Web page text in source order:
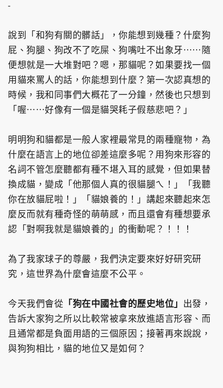
-
說到「和狗有關的髒話」，你能想到幾種？什麼狗
屁、狗腿、狗改不了吃屎、狗嘴吐不出象牙⋯⋯隨
便想就是一大堆對吧？嗯，那貓呢？如果要找一個
用貓來罵人的話，你能想到什麼？第一次認真想的
時候，我和同事們大概花了一分鐘，然後也只想到
「喔⋯⋯好像有一個是貓哭耗子假慈悲吧？」
明明狗和貓都是一般人家裡最常見的兩種寵物，為
什麼在語言上的地位卻差這麼多呢？用狗來形容的
名詞不管怎麼聽都有種不堪入耳的感覺，但如果替
換成貓，變成「他那個人真的很貓腿ㄟ！」「我聽
你在放貓屁啦！」「貓娘養的！」講起來聽起來怎
麼反而就有種奇怪的萌萌感，而且還會有種想要承
認「對啊我就是貓娘養的」的衝動呢？！！！
為了我家球子的尊嚴，我們決定要來好好研究研
究，這世界為什麼會這麼不公平。
今天我們會從 「狗在中國社會的歷史地位」 出發，
告訴大家狗之所以比較常被拿來放進語言形容、而
且通常都是負面用語的三個原因；接著再來說說，
與狗狗相比，貓的地位又是如何？